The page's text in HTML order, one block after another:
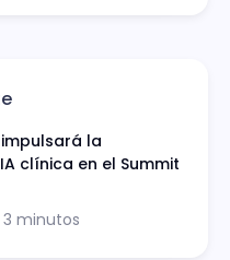
la
clínica en el Summit
minutos